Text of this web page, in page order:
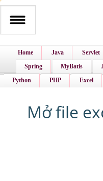
Home Java Servlet
Spring
MyBatis
Python
PHP Excel
Mở file